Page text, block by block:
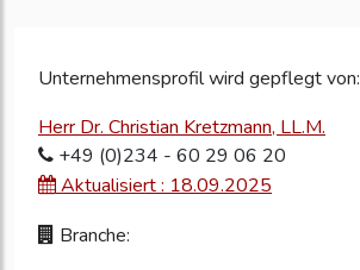
Unternehmensprofil wird gepflegt von:
Herr Dr. Christian Kretzmann, LL.M.
+49 (0)234 - 60 29 06 20
Aktualisiert : 18.09.2025
Branche: